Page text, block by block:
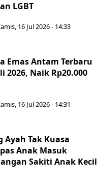
LGBT
16 Jul 2026 - 14:33
Emas Antam Terbaru
2026, Naik Rp20.000
16 Jul 2026 - 14:31
Ayah Tak Kuasa
Anak Masuk
Sakiti Anak Kecil